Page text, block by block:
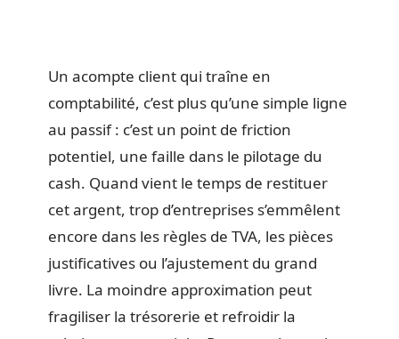
Un acompte client qui traîne en
comptabilité, c’est plus qu’une simple ligne
au passif : c’est un point de friction
potentiel, une faille dans le pilotage du
cash. Quand vient le temps de restituer
cet argent, trop d’entreprises s’emmêlent
encore dans les règles de TVA, les pièces
justificatives ou l’ajustement du grand
livre. La moindre approximation peut
fragiliser la trésorerie et refroidir la